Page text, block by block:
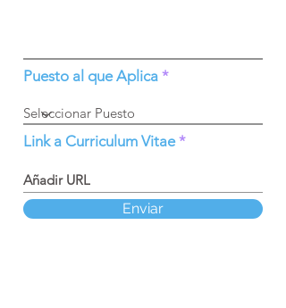
Puesto al que Aplica
Link a Curriculum Vitae
Enviar